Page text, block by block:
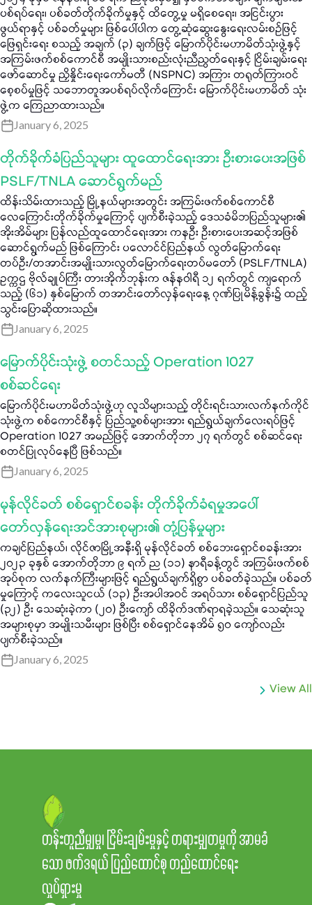
ပစ်ရပ်ရေး၊ ပစ်ခတ်တိုက်ခိုက်မှုနှင့် ထိတွေ့မှု မရှိစေရေး၊ အငြင်းပွား
ဖွယ်ရာနှင့် ပစ်ခတ်မှုများ ဖြစ်ပေါ်ပါက တွေ့ဆုံဆွေးနွေးရေးလမ်းစဉ်ဖြင့်
ဖြေရှင်းရေး စသည့် အချက် (၃) ချက်ဖြင့် မြောက်ပိုင်းမဟာမိတ်သုံးဖွဲ့နှင့်
အကြမ်းဖက်စစ်ကောင်စီ အမျိုးသားစည်းလုံးညီညွတ်ရေးနှင့် ငြိမ်းချမ်းရေး
ဖော်ဆောင်မှု ညှိနှိုင်းရေးကော်မတီ (NSPNC) အကြား တရုတ်ကြားဝင်
စေ့စပ်မှုဖြင့် သဘောတူအပစ်ရပ်လိုက်ကြောင်း မြောက်ပိုင်းမဟာမိတ် သုံး
ဖွဲ့က ကြေညာထားသည်။
January 6, 2025
တိုက်ခိုက်ခံပြည်သူများ ထူထောင်ရေးအား ဦးစားပေးအဖြစ်
PSLF/TNLA ဆောင်ရွက်မည်
ထိန်းသိမ်းထားသည့် မြို့နယ်များအတွင်း အကြမ်းဖက်စစ်ကောင်စီ
လေကြောင်းတိုက်ခိုက်မှုကြောင့် ပျက်စီးခဲ့သည့် ဒေသခံမိဘပြည်သူများ၏
အိုးအိမ်များ ပြန်လည်ထူထောင်ရေးအား ကနဦး ဦးစားပေးအဆင့်အဖြစ်
ဆောင်ရွက်မည် ဖြစ်ကြောင်း ပလောင်င်ပြည်နယ် လွတ်မြောက်ရေး
တပ်ဦး/တအာင်းအမျိုးသားလွတ်မြောက်ရေးတပ်မတော် (PSLF/TNLA)
ဥက္ကဌ ဗိုလ်ချုပ်ကြီး တားအိုက်ဘုန်းက ဇန်နဝါရီ ၁၂ ရက်တွင် ကျရောက်
သည့် (၆၁) နှစ်မြောက် တအာင်းတော်လှန်ရေးနေ့ ဂုဏ်ပြုမိန့်ခွန်း၌ ထည့်
သွင်းပြောဆိုထားသည်။
January 6, 2025
မြောက်ပိုင်းသုံးဖွဲ့ စတင်သည့် Operation 1027
စစ်ဆင်ရေး
မြောက်ပိုင်းမဟာမိတ်သုံးဖွဲ့ဟု လူသိများသည့် တိုင်းရင်းသားလက်နက်ကိုင်
သုံးဖွဲ့က စစ်ကောင်စီနှင့် ပြည်သူ့စစ်များအား ရည်ရွယ်ချက်လေးရပ်ဖြင့်
Operation 1027 အမည်ဖြင့် အောက်တိုဘာ ၂၇ ရက်တွင် စစ်ဆင်ရေး
စတင်ပြုလုပ်နေပြီ ဖြစ်သည်။
January 6, 2025
မုန်လိုင်ခတ် စစ်ရှောင်စခန်း တိုက်ခိုက်ခံရမှုအပေါ်
တော်လှန်ရေးအင်အားစုများ၏ တုံ့ပြန်မှုများ
ကချင်ပြည်နယ်၊ လိုင်ဇာမြို့အနီးရှိ မုန်လိုင်ခတ် စစ်ဘေးရှောင်စခန်းအား
၂၀၂၃ ခုနှစ် အောက်တိုဘာ ၉ ရက် ည (၁၁) နာရီခန့်တွင် အကြမ်းဖက်စစ်
အုပ်စုက လက်နက်ကြီးများဖြင့် ရည်ရွယ်ချက်ရှိစွာ ပစ်ခတ်ခဲ့သည်။ ပစ်ခတ်
မှုကြောင့် ကလေးသူငယ် (၁၃) ဦးအပါအဝင် အရပ်သား စစ်ရှောင်ပြည်သူ
(၃၂) ဦး သေဆုံးခဲ့ကာ (၂၀) ဦးကျော် ထိခိုက်ဒဏ်ရာရခဲ့သည်။ သေဆုံးသူ
အများစုမှာ အမျိုးသမီးများ ဖြစ်ပြီး စစ်ရှောင်နေအိမ် ၅၀ ကျော်လည်း
ပျက်စီးခဲ့သည်။
January 6, 2025
View All
တန်းတူညီမျှမှု၊ ငြိမ်းချမ်းမှုနှင့် တရားမျှတမှုကို အာမခံ
သော ဖက်ဒရယ် ပြည်ထောင်စု တည်ထောင်ရေး
လှုပ်ရှားမှု